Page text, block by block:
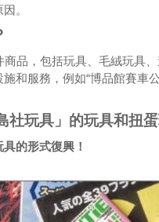
。
品，包括玩具、毛絨玩具
和服務，例如“博品館賽車
玩具」的玩具和扭蛋
的形式復興！